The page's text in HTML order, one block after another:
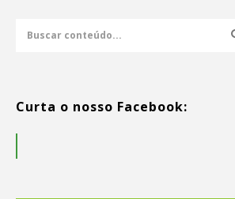
Curta o nosso Facebook: